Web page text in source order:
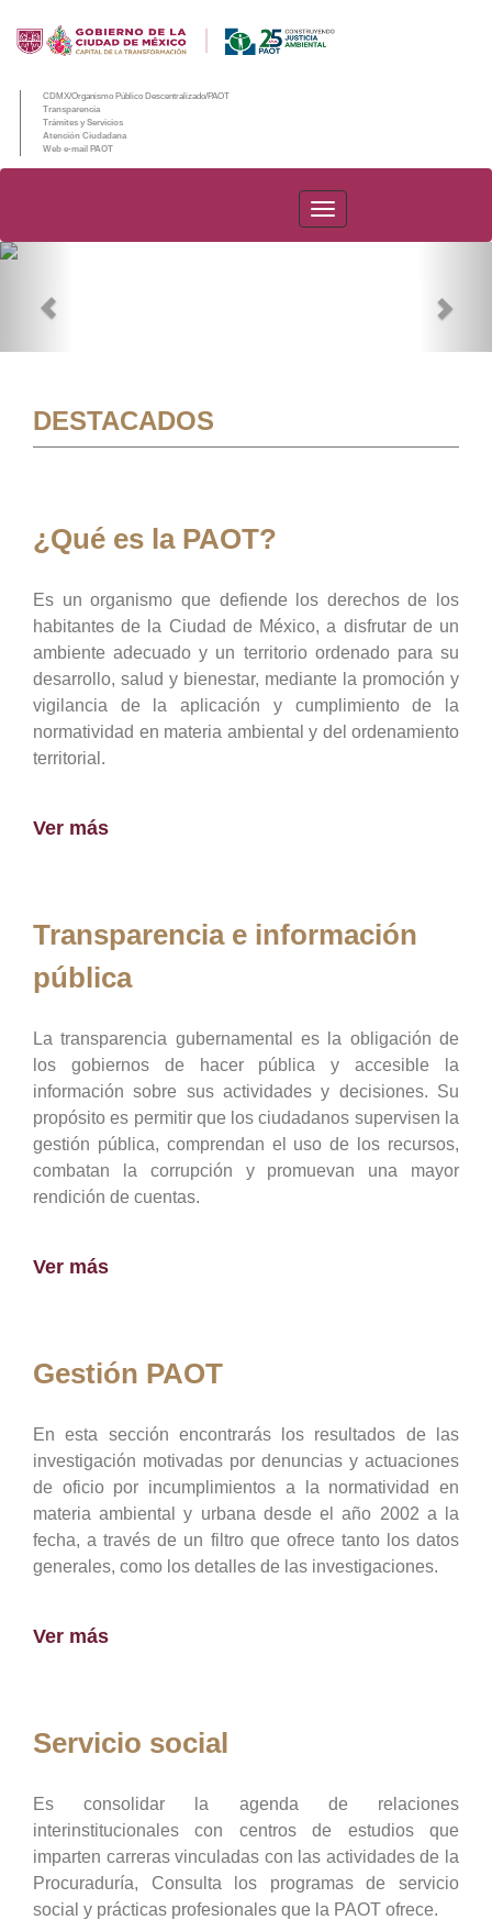
CDMX/Organismo Público Descentralizado/PAOT
Transparencia
Trámites y Servicios
Atención Ciudadana
Web e-mail PAOT
PAOT
DESTACADOS
¿Qué es la PAOT?
Es un organismo que defiende los derechos de los
habitantes de la Ciudad de México, a disfrutar de un
ambiente adecuado y un territorio ordenado para su
desarrollo, salud y bienestar, mediante la promoción y
vigilancia de la aplicación y cumplimiento de la
normatividad en materia ambiental y del ordenamiento
territorial.
Ver más
Transparencia e información
pública
La transparencia gubernamental es la obligación de
los gobiernos de hacer pública y accesible la
información sobre sus actividades y decisiones. Su
propósito es permitir que los ciudadanos supervisen la
gestión pública, comprendan el uso de los recursos,
combatan la corrupción y promuevan una mayor
rendición de cuentas.
Ver más
Gestión PAOT
En esta sección encontrarás los resultados de las
investigación motivadas por denuncias y actuaciones
de oficio por incumplimientos a la normatividad en
materia ambiental y urbana desde el año 2002 a la
fecha, a través de un filtro que ofrece tanto los datos
generales, como los detalles de las investigaciones.
Ver más
Servicio social
Es consolidar la agenda de relaciones
interinstitucionales con centros de estudios que
imparten carreras vinculadas con las actividades de la
Procuraduría, Consulta los programas de servicio
social y prácticas profesionales que la PAOT ofrece.